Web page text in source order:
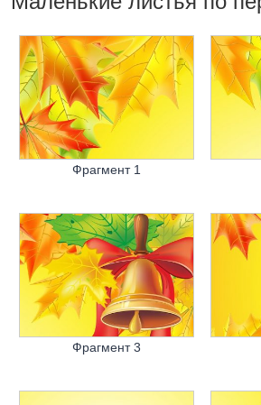
Фрагмент 1
Фрагмент 3